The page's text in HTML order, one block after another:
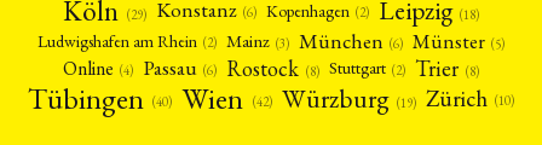
Köln (29) Konstanz (6) Kopenhagen (2) Leipzig (18)
Ludwigshafen am Rhein (2) Mainz (3) München (6) Münster (5)
Online (4) Passau (6) Rostock (8) Stuttgart (2) Trier (8)
Tübingen (40) Wien (42) Würzburg (19) Zürich (10)